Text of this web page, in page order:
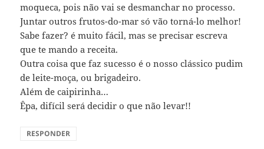
moqueca, pois não vai se desmanchar no processo.
Juntar outros frutos-do-mar só vão torná-lo melhor!
Sabe fazer? é muito fácil, mas se precisar escreva
que te mando a receita.
Outra coisa que faz sucesso é o nosso clássico pudim
de leite-moça, ou brigadeiro.
Além de caipirinha…
Êpa, difícil será decidir o que não levar!!
RESPONDER